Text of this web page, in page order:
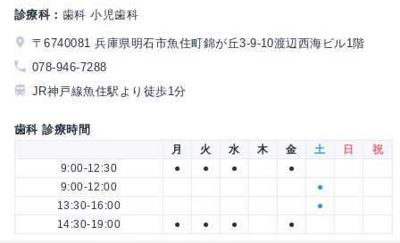
診療科： 歯科 小児歯科
〒6740081 兵庫県明石市魚住町錦が丘3-9-10渡辺西海ビル1階
078-946-7288
JR神戸線魚住駅より徒歩1分
歯科 診療時間
月 火 水 木 金 土 日
祝
9:00-12:30
● ● ●
●
9:00-12:00
●
13:30-16:00
●
14:30-19:00
● ● ● ●